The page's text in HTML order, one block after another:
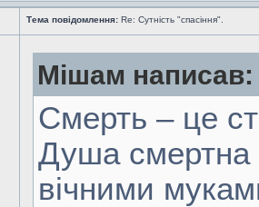
Тема повідомлення: Re: Сутність "спасіння".
Мішам написав:
Смерть – це
Душа смертна
вічними